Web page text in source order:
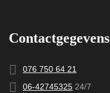
Contactgegevens
076 750 64 21
06-42745325 24/7